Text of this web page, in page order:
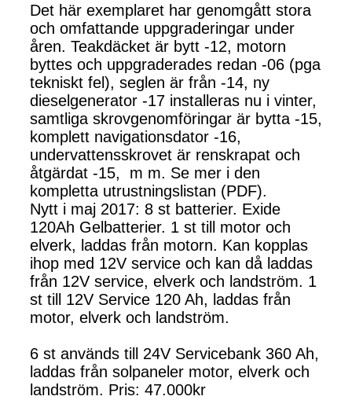
Det här exemplaret har genomgått stora
och omfattande uppgraderingar under
åren. Teakdäcket är bytt -12, motorn
byttes och uppgraderades redan -06 (pga
tekniskt fel), seglen är från -14, ny
dieselgenerator -17 installeras nu i vinter,
samtliga skrovgenomföringar är bytta -15,
komplett navigationsdator -16,
undervattensskrovet är renskrapat och
åtgärdat -15, m m. Se mer i den
kompletta utrustningslistan (PDF).
Nytt i maj 2017: 8 st batterier. Exide
120Ah Gelbatterier. 1 st till motor och
elverk, laddas från motorn. Kan kopplas
ihop med 12V service och kan då laddas
från 12V service, elverk och landström. 1
st till 12V Service 120 Ah, laddas från
motor, elverk och landström.
6 st används till 24V Servicebank 360 Ah,
laddas från solpaneler motor, elverk och
landström. Pris: 47.000kr